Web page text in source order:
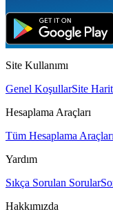
Site Kullanımı
Genel KoşullarSite
Hesaplama Araçları
Tüm Hesaplama Araçları
Yardım
Sıkça Sorulan Sorular
Hakkımızda